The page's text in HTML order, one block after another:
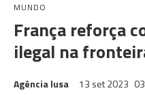
MUNDO
França reforça
ilegal na
Agência lusa 13 set 2023